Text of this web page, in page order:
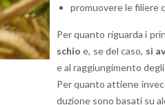
pro­muo­ve­re le fi­lie­re
Per quan­to ri­guar­da i
schio e, se del caso, si
e al rag­giun­gi­men­to
Per quan­to at­tie­ne
du­zio­ne sono ba­sa­ti su